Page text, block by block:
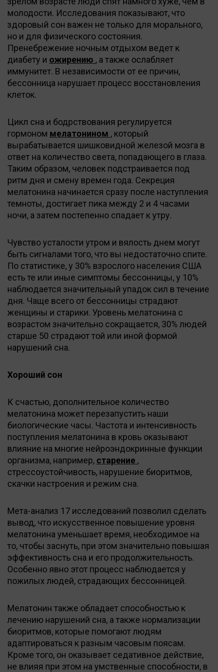
молодости. Исследования показывают, что
здоровый сон важен не только для морального,
но и для физического состояния.
Пренебрежение ночным отдыхом ведет к
диабету и ожирению , а также ослабляет
иммунитет. В независимости от ее причин,
бессонница нарушает процесс восстановления
клеток.
Цикл сна и бодрствования регулируется
гормоном мелатонином , который
вырабатывается шишковидной железой мозга в
ответ на количество света, попадающего в глаза.
Таким образом, человек подстраивается под
ритм дня и смену времен года. Секреция
мелатонина начинается сразу после наступления
темноты, достигает пика между 2 и 4 часами
ночи, а затем постепенно спадает к утру.
Чувство усталости утром и вялость днем могут
быть сигналами того, что вы недостаточно спите.
По статистике, у 30% взрослого населения США
есть те или иные симптомы бессонницы, у 10%
наблюдается значительный упадок сил в течение
дня. Чаще всего от бессонницы страдают
женщины и старики. Уровень мелатонина с
возрастом значительно сокращается, 30% людей
старше 50 страдают той или иной формой
нарушений сна.
Хороший сон
К счастью, дополнительное количество
мелатонина может перезапустить наши
биологические часы. Частота и интенсивность
поступления мелатонина в кровь оказывают
влияние на многие нейроэндокринные функции
организма, например, старение ,
стрессоустойчивость, нарушение биоритмов,
скачки настроения и режим сна.
Мета-анализ 17 исследований позволил сделать
вывод, что искусственное повышение уровня
мелатонина уменьшает время, необходимое на
то, чтобы заснуть, при этом значительно повышая
эффективность сна и его продолжительность.
Особенно явно этот процесс наблюдается у
пожилых людей, страдающих бессонницей.
Мелатонин также обладает способностью к
лечению нарушений сна, а также нормализации
биоритмов, которые помогают людям
адаптироваться к разным часовым поясам.
Кроме того, он оказывает седативное действие,
не влияя при этом на умственные способности, в